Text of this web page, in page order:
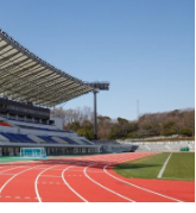
ー
採用情報
お取引先の皆様へ